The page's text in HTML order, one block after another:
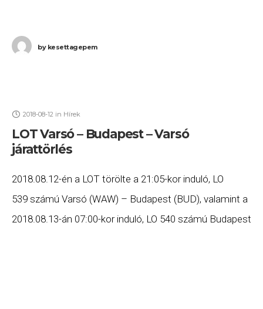
bykesettagepem
2018-08-12 in Hírek
LOT Varsó – Budapest – Varsó
járattörlés
2018.08.12-én a LOT törölte a 21:05-kor induló, LO
539 számú Varsó (WAW) – Budapest (BUD), valamint a
2018.08.13-án 07:00-kor induló, LO 540 számú Budapest